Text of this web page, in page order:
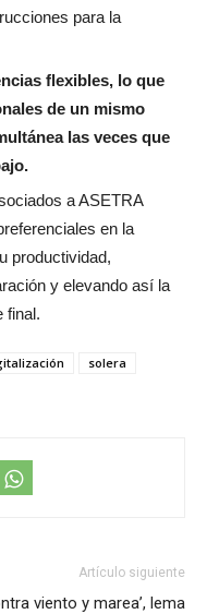
para la
flexibles, lo que
de un mismo
las veces que
a ASETRA
en la
productividad,
y elevando así la
final.
solera
Artículo siguiente
viento y marea’, lema